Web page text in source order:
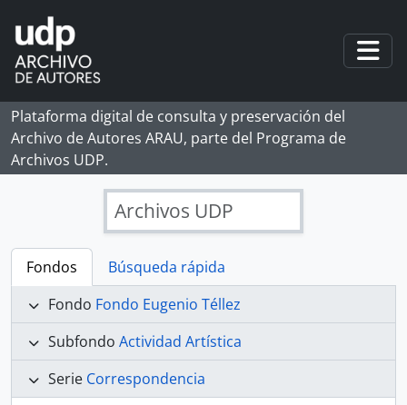
Skip to main content
Plataforma digital de consulta y preservación del
Archivo de Autores ARAU, parte del Programa de
Archivos UDP.
Archivos UDP
Fondos
Búsqueda rápida
Fondo Fondo Eugenio Téllez
Subfondo Actividad Artística
Serie Correspondencia